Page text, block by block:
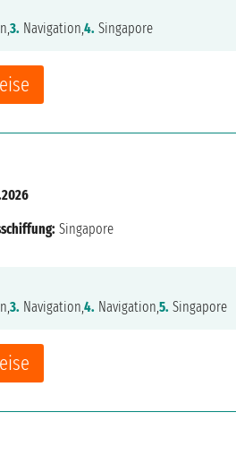
3. Navigation,4. Singapore
Singapore
3. Navigation,4. Navigation,5. Singapore